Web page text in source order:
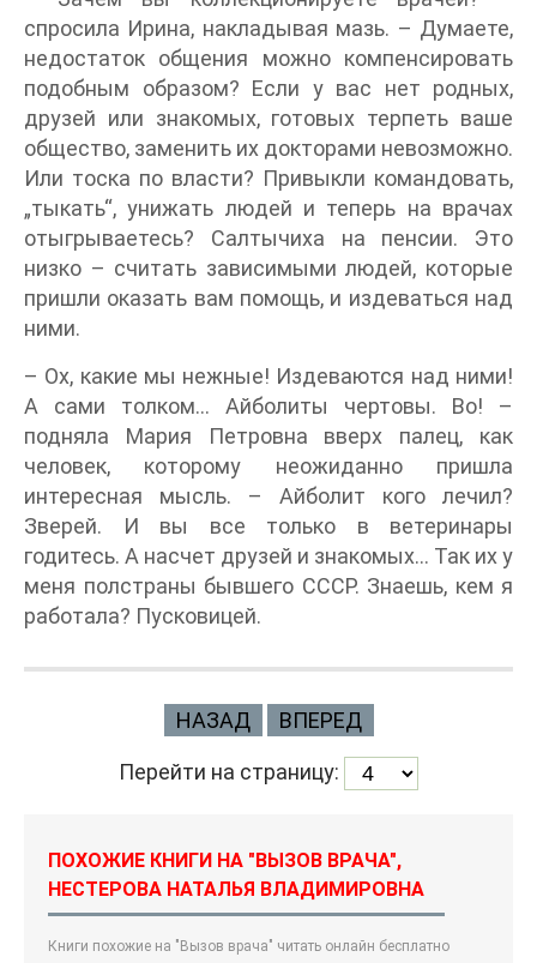
спросила Ирина, накладывая мазь. – Думаете,
недостаток общения можно компенсировать
подобным образом? Если у вас нет родных,
друзей или знакомых, готовых терпеть ваше
общество, заменить их докторами невозможно.
Или тоска по власти? Привыкли командовать,
„тыкать“, унижать людей и теперь на врачах
отыгрываетесь? Салтычиха на пенсии. Это
низко – считать зависимыми людей, которые
пришли оказать вам помощь, и издеваться над
ними.
– Ох, какие мы нежные! Издеваются над ними!
А сами толком… Айболиты чертовы. Во! –
подняла Мария Петровна вверх палец, как
человек, которому неожиданно пришла
интересная мысль. – Айболит кого лечил?
Зверей. И вы все только в ветеринары
годитесь. А насчет друзей и знакомых… Так их у
меня полстраны бывшего СССР. Знаешь, кем я
работала? Пусковицей.
НАЗАД ВПЕРЕД
Перейти на страницу:
ПОХОЖИЕ КНИГИ НА "ВЫЗОВ ВРАЧА",
НЕСТЕРОВА НАТАЛЬЯ ВЛАДИМИРОВНА
Книги похожие на "Вызов врача" читать онлайн бесплатно